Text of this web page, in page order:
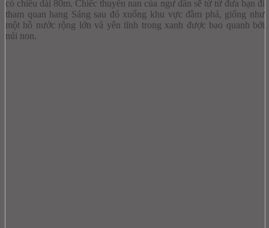
có chiều dài 80m. Chiếc thuyền nan của ngư dân sẽ từ từ đưa bạn đi
tham quan hang Sáng sau đó xuống khu vực đầm phá, giống như
một hồ nước rộng lớn và yên tĩnh trong xanh được bao quanh bởi
núi non.